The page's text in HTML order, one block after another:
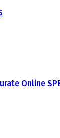
Online